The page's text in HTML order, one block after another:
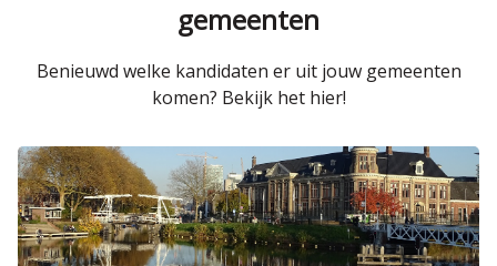
gemeenten
Benieuwd welke kandidaten er uit jouw gemeenten
komen? Bekijk het hier!